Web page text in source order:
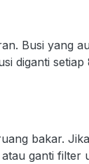
Busi yang
diganti setiap
bakar.
ganti filter